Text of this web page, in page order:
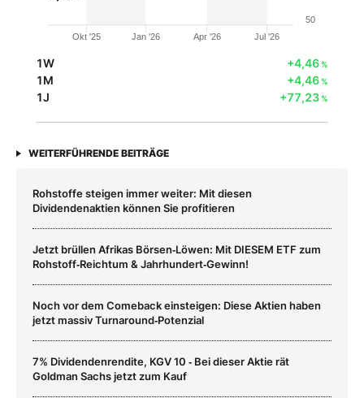
Okt '25 Jan '26 Apr '26 Jul '26
50
1W +4,46%
1M +4,46%
1J +77,23%
WEITERFÜHRENDE BEITRÄGE
Rohstoffe steigen immer weiter: Mit diesen
Dividendenaktien können Sie profitieren
Jetzt brüllen Afrikas Börsen‑Löwen: Mit DIESEM ETF zum
Rohstoff‑Reichtum & Jahrhundert‑Gewinn!
Noch vor dem Comeback einsteigen: Diese Aktien haben
jetzt massiv Turnaround‑Potenzial
7% Dividendenrendite, KGV 10 ‑ Bei dieser Aktie rät
Goldman Sachs jetzt zum Kauf